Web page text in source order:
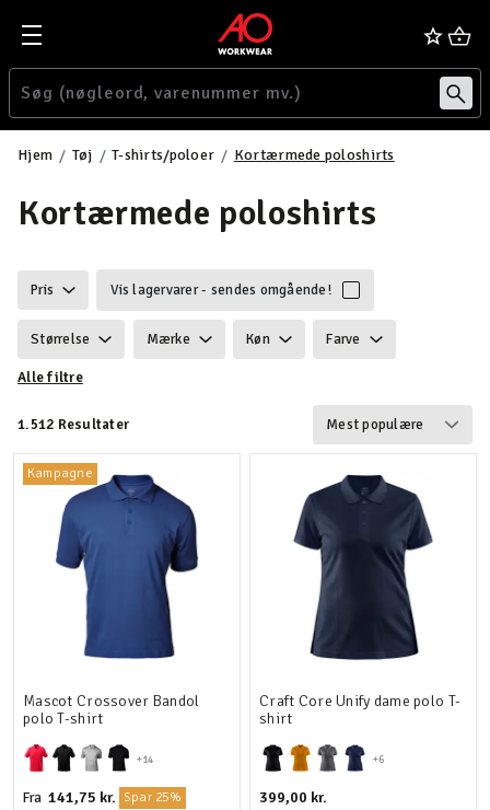
Hjem Tøj T-shirts/poloer Kortærmede poloshirts
Kortærmede poloshirts
Pris Vis lagervarer - sendes omgående!
Størrelse Mærke Køn Farve
Ansvarlighed
Velegnet til
Alle filtre
1.512 Resultater
Kampagne
+14
Mascot Crossover Bandol
polo T-shirt
Fra 141,75 kr. Spar 25%
+6
Craft Core Unify dame polo T-
shirt
399,00 kr.